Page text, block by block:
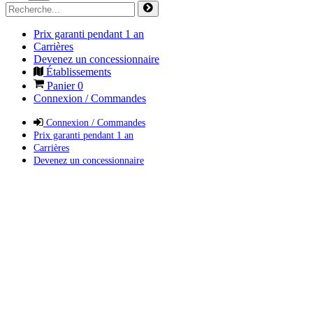
Prix garanti pendant 1 an
Carrières
Devenez un concessionnaire
Établissements
Panier0
Connexion / Commandes
Connexion / Commandes
Prix garanti pendant 1 an
Carrières
Devenez un concessionnaire